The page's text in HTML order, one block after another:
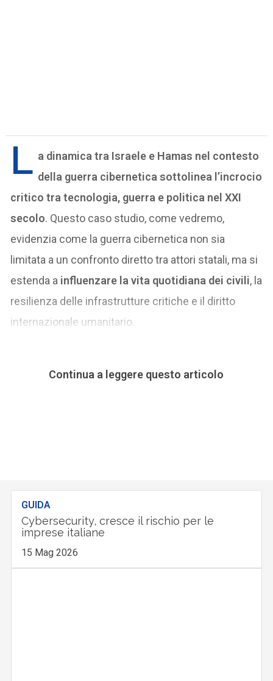
L a dinamica tra Israele e Hamas nel contesto
della guerra cibernetica sottolinea l’incrocio
critico tra tecnologia, guerra e politica nel XXI
secolo. Questo caso studio, come vedremo,
evidenzia come la guerra cibernetica non sia
limitata a un confronto diretto tra attori statali, ma si
estenda a influenzare la vita quotidiana dei civili, la
resilienza delle infrastrutture critiche e il diritto
internazionale umanitario.
Continua a leggere questo articolo
GUIDA
Cybersecurity, cresce il rischio per le
imprese italiane
15 Mag 2026